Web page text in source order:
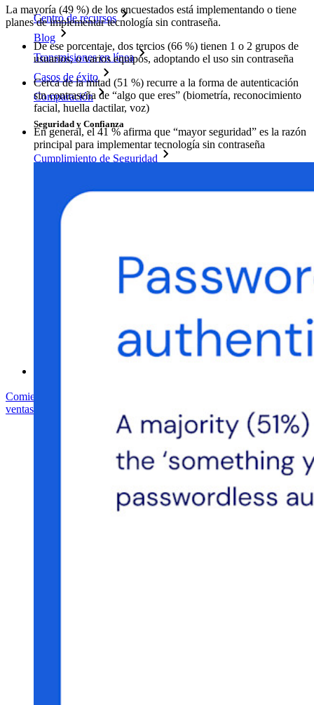
Centro de recursos
Blog
Transmisiones en línea
Casos de éxito
Comparación
Seguridad y Confianza
Cumplimiento de Seguridad
Programa de Recompensas por Errores
Cumbre sobre seguridad de código abierto
Servicios de Empresa
Comienza gratis
ventas
La mayoría (49 %) de los encuestados está implementando o tiene
planes de implementar tecnología sin contraseña.
De ese porcentaje, dos tercios (66 %) tienen 1 o 2 grupos de
usuarios, o varios equipos, adoptando el uso sin contraseña
Cerca de la mitad (51 %) recurre a la forma de autenticación
sin contraseña de “algo que eres” (biometría, reconocimiento
facial, huella dactilar, voz)
En general, el 41 % afirma que “mayor seguridad” es la razón
principal para implementar tecnología sin contraseña